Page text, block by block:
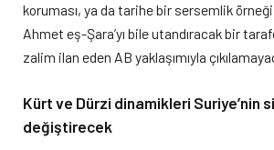
koruması, ya da tarihe bir sersemlik
Ahmet eş-Şara’yı bile utandıracak bir
zalim ilan eden AB yaklaşımıyla
Kürt ve Dürzi dinamikleri Suriye’nin
değiştirecek